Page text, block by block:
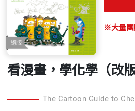
※大量團
看漫畫，學化學（改版
The Cartoon Guide to